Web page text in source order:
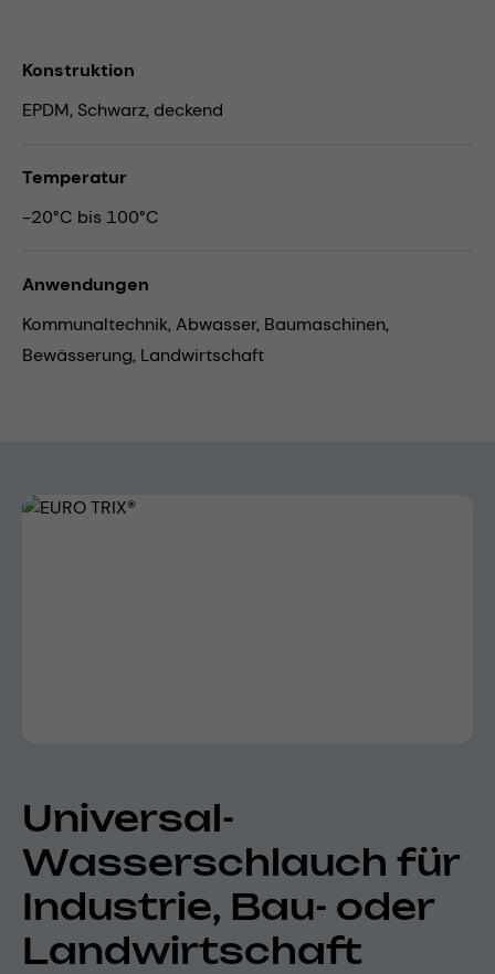
Konstruktion
EPDM, Schwarz, deckend
Temperatur
-20°C bis 100°C
Anwendungen
Kommunaltechnik,Abwasser, Baumaschinen,
Bewässerung, Landwirtschaft
Bildergalerie überspringen
Universal-
Wasserschlauch für
Industrie, Bau- oder
Landwirtschaft